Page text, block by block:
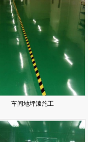
车间地坪漆施工